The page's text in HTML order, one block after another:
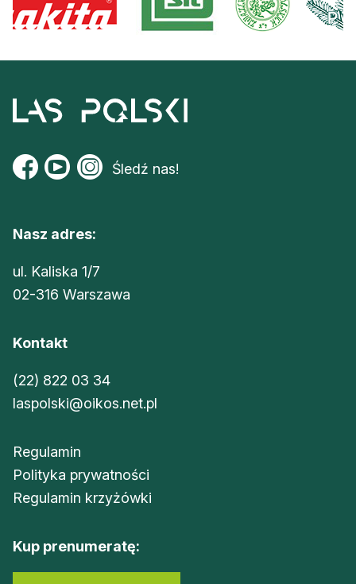
Śledź nas!
Nasz adres:
ul. Kaliska 1/7
02-316 Warszawa
Kontakt
(22) 822 03 34
laspolski@oikos.net.pl
Regulamin
Polityka prywatności
Regulamin krzyżówki
Kup prenumeratę: